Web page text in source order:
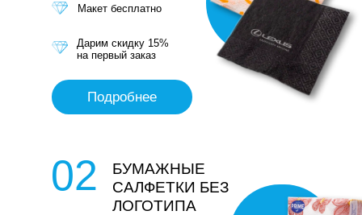
02
Макет бесплатно
Дарим скидку 15%
на первый заказ
БУМАЖНЫЕ
САЛФЕТКИ БЕЗ
ЛОГОТИПА
Подробнее